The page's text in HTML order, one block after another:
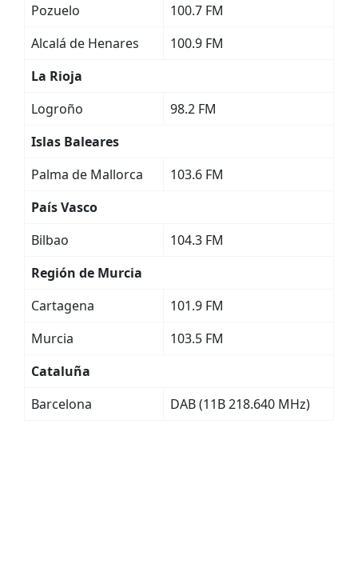
Pozuelo
100.7 FM
Alcalá de Henares
100.9 FM
La Rioja
Logroño
98.2 FM
Islas Baleares
Palma de Mallorca
103.6 FM
País Vasco
Bilbao
104.3 FM
Región de Murcia
Cartagena
101.9 FM
Murcia
103.5 FM
Cataluña
Barcelona
DAB (11B 218.640 MHz)